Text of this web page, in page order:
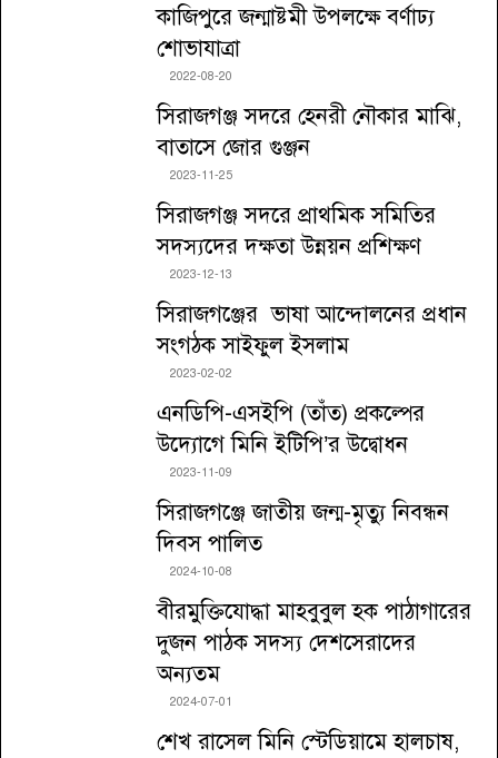
কাজিপুরে জন্মাষ্টমী উপলক্ষে বর্ণাঢ্য
শোভাযাত্রা
2022-08-20
সিরাজগঞ্জ সদরে হেনরী নৌকার মাঝি,
বাতাসে জোর গুঞ্জন
2023-11-25
সিরাজগঞ্জ সদরে প্রাথমিক সমিতির
সদস্যদের দক্ষতা উন্নয়ন প্রশিক্ষণ
2023-12-13
সিরাজগঞ্জের ভাষা আন্দোলনের প্রধান
সংগঠক সাইফুল ইসলাম
2023-02-02
এনডিপি-এসইপি (তাঁত) প্রকল্পের
উদ্যোগে মিনি ইটিপি’র উদ্বোধন
2023-11-09
সিরাজগঞ্জে জাতীয় জন্ম-মৃত্যু নিবন্ধন
দিবস পালিত
2024-10-08
বীরমুক্তিযোদ্ধা মাহবুবুল হক পাঠাগারের
দুজন পাঠক সদস্য দেশসেরাদের
অন্যতম
2024-07-01
শেখ রাসেল মিনি স্টেডিয়ামে হালচাষ,